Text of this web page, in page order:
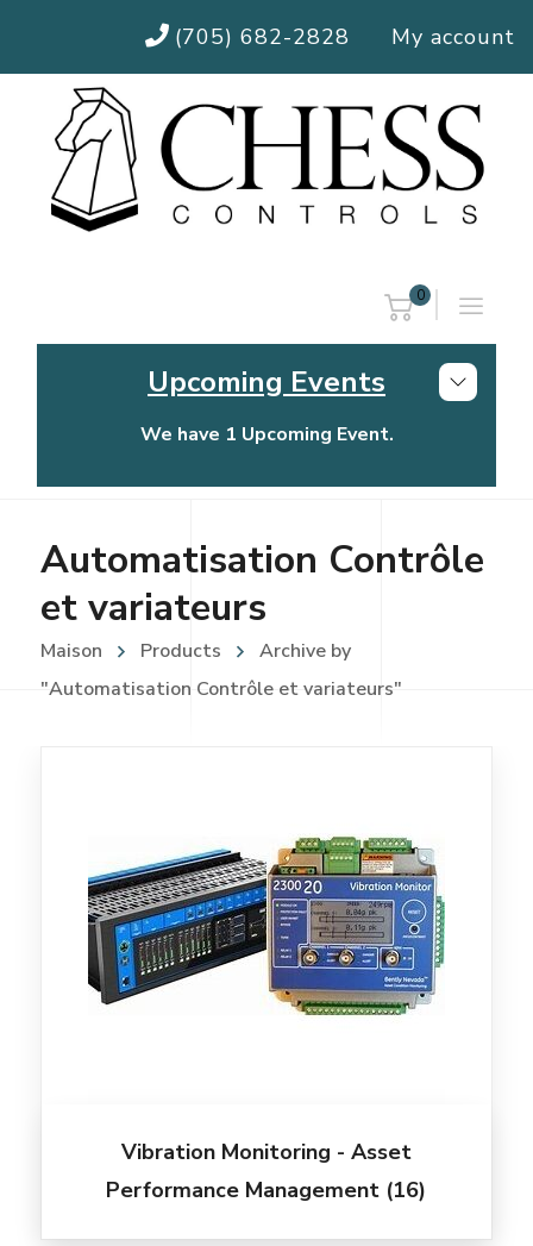
(705) 682-2828 My account
0
Upcoming Events
We have 1 Upcoming Event.
Chess Controls Golf Tournament
Automatisation Contrôle
et variateurs
Maison Products
Archive by
"Automatisation Contrôle et variateurs"
Vibration Monitoring - Asset
Performance Management (16)